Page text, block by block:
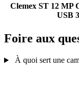
Clemex ST 12 MP
USB
Foire aux
À quoi sert une